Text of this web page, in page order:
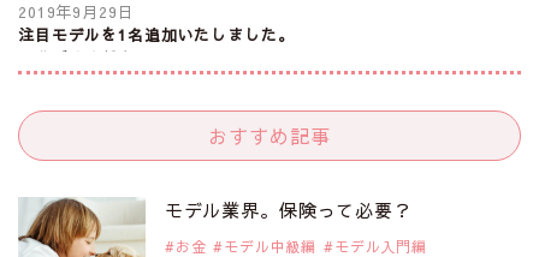
2019年9月29日
注目モデルを1名追加いたしました。
是非ご覧ください。
2019年9月29日
是非ご覧ください。
注目モデル カーラ・デルヴィーニュ
おすすめ記事
モデル業界。保険って必要？
お金 モデル中級編
モデル入門編